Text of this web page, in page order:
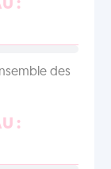
:
des
: